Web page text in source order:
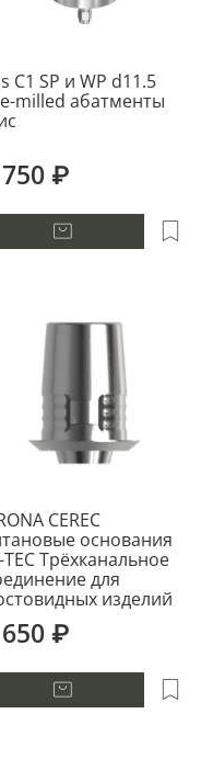
C1 SP и WP d11.5
milled абатменты
₽
CEREC
основания
TEC Трёхканальное
для
изделий
₽